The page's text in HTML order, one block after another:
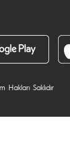
Hakları Saklıdır